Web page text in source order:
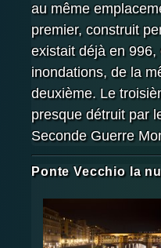
au même
premier, construit
existait déjà en
inondations, de la
deuxième. Le
presque détruit par
Seconde Guerre
Ponte Vecchio la